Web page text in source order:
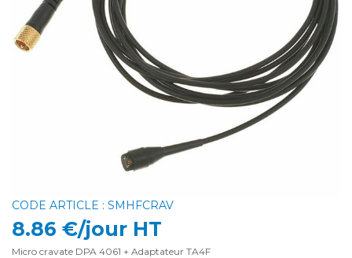
CODE ARTICLE : SMHFCRAV
8.86 €/jour HT
Micro cravate DPA 4061 + Adaptateur TA4F